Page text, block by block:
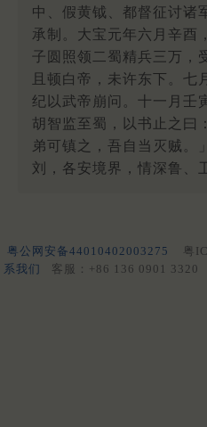
中、假黄钺、都督征讨诸
承制。大宝元年六月辛酉
子圆照领二蜀精兵三万，
且顿白帝，未许东下。七
纪以武帝崩问。十一月壬
胡智监至蜀，以书止之曰
弟可镇之，吾自当灭贼。
刘，各安境界，情深鲁、
粤公网安备44010402003275 粤
系我们
客服：+86 136 0901 3320